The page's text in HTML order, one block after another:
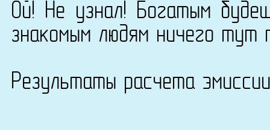
Ой! Не узнал! Богатым
знакомым людям ничего тут
Результаты расчета